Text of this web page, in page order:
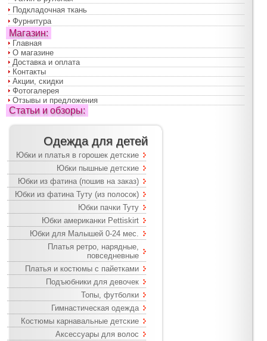
Подкладочная ткань
Фурнитура
Магазин:
Главная
О магазине
Доставка и оплата
Контакты
Акции, скидки
Фотогалерея
Отзывы и предложения
Статьи и обзоры:
Одежда для детей
Юбки и платья в горошек детские
Юбки пышные детские
Юбки из фатина (пошив на заказ)
Юбки из фатина Туту (из полосок)
Юбки пачки Туту
Юбки американки Pettiskirt
Юбки для Малышей 0-24 мес.
Платья ретро, нарядные,
повседневные
Платья и костюмы с пайетками
Подъюбники для девочек
Топы, футболки
Гимнастическая одежда
Костюмы карнавальные детские
Аксессуары для волос